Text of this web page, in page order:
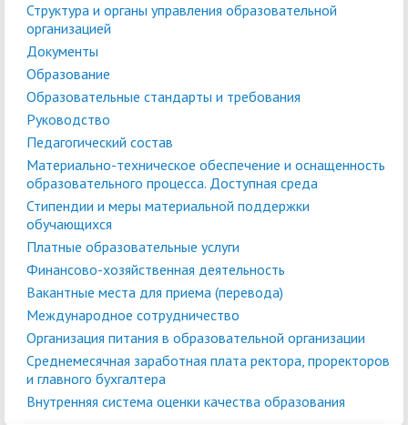
Структура и органы управления образовательной
организацией
Документы
Образование
Образовательные стандарты и требования
Руководство
Педагогический состав
Материально-техническое обеспечение и оснащенность
образовательного процесса. Доступная среда
Стипендии и меры материальной поддержки
обучающихся
Платные образовательные услуги
Финансово-хозяйственная деятельность
Вакантные места для приема (перевода)
Международное сотрудничество
Организация питания в образовательной организации
Среднемесячная заработная плата ректора, проректоров
и главного бухгалтера
Внутренняя система оценки качества образования